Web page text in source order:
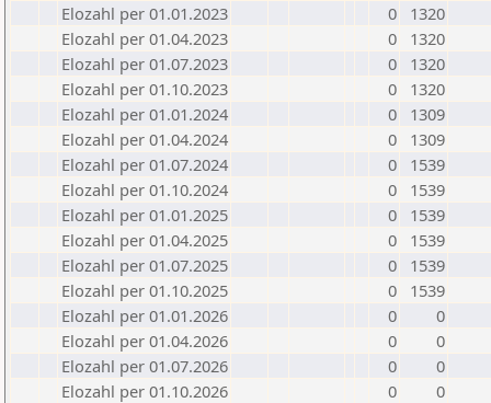
Elozahl per 01.01.2023
0
1320
Elozahl per 01.04.2023
0
1320
Elozahl per 01.07.2023
0
1320
Elozahl per 01.10.2023
0
1320
Elozahl per 01.01.2024
0
1309
Elozahl per 01.04.2024
0
1309
Elozahl per 01.07.2024
0
1539
Elozahl per 01.10.2024
0
1539
Elozahl per 01.01.2025
0
1539
Elozahl per 01.04.2025
0
1539
Elozahl per 01.07.2025
0
1539
Elozahl per 01.10.2025
0
1539
Elozahl per 01.01.2026
0
0
Elozahl per 01.04.2026
0
0
Elozahl per 01.07.2026
0
0
Elozahl per 01.10.2026
0 0